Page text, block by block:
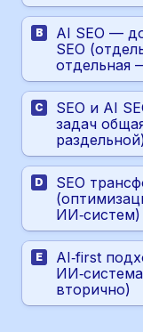
B
AI SEO —
SEO
отдельная
C
SEO и AI
задач
D
SEO
ИИ‑систем)
E
AI‑first
вторично)